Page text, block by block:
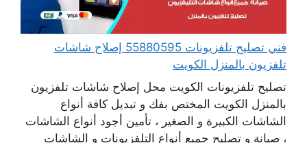
فني تصليح تلفزيونات 55880595 إصلاح شاشات
تلفزيون بالمنزل الكويت
تصليح تلفزيونات الكويت محل إصلاح شاشات تلفزيون
بالمنزل الكويت المختص بفك و تبديل كافة أنواع
الشاشات الكبيرة و الصغير ، تأمين أجود أنواع الشاشات
، صيانة و تصليح جميع أنواع التلفزيونات و الشاشات